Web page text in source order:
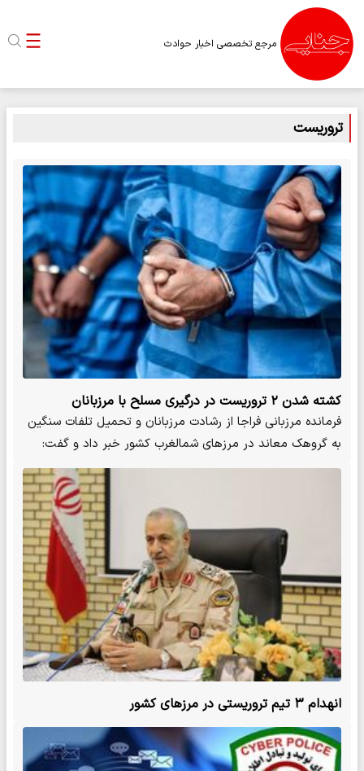
مرجع تخصصی اخبار حوادث
تروریست
کشته شدن ۲ تروریست در درگیری مسلح با مرزبانان
فرمانده مرزبانی فراجا از رشادت مرزبانان و تحمیل تلفات سنگین
به گروهک معاند در مرزهای شمالغرب کشور خبر داد و گفت:
در…
انهدام ۳ تیم تروریستی در مرزهای کشور